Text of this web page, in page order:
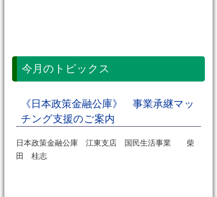
今月のトピックス
《日本政策金融公庫》 事業承継マッ
チング支援のご案内
日本政策金融公庫 江東支店 国民生活事業 柴
田 桂志